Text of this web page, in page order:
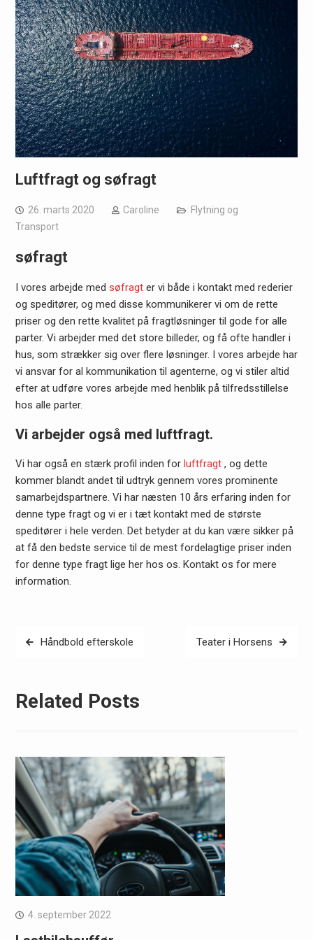
Luftfragt og søfragt
26. marts 2020 Caroline
Flytning og
Transport
søfragt
I vores arbejde med søfragt er vi både i kontakt med rederier
og speditører, og med disse kommunikerer vi om de rette
priser og den rette kvalitet på fragtløsninger til gode for alle
parter. Vi arbejder med det store billeder, og få ofte handler i
hus, som strækker sig over flere løsninger. I vores arbejde har
vi ansvar for al kommunikation til agenterne, og vi stiler altid
efter at udføre vores arbejde med henblik på tilfredsstillelse
hos alle parter.
Vi arbejder også med luftfragt.
Vi har også en stærk profil inden for luftfragt , og dette
kommer blandt andet til udtryk gennem vores prominente
samarbejdspartnere. Vi har næsten 10 års erfaring inden for
denne type fragt og vi er i tæt kontakt med de største
speditører i hele verden. Det betyder at du kan være sikker på
at få den bedste service til de mest fordelagtige priser inden
for denne type fragt lige her hos os. Kontakt os for mere
information.
Indlægsnavigation
Håndbold efterskole Teater i Horsens
Related Posts
4. september 2022